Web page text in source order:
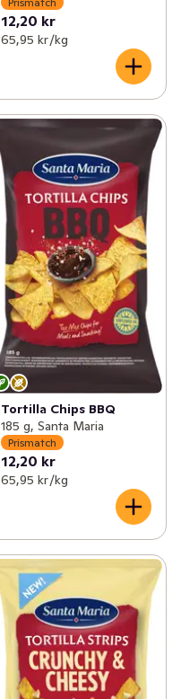
12,20 kr
65,95 kr /kg
Tortilla Chips BBQ
185 g, Santa Maria
Prismatch
12,20 kr
65,95 kr /kg